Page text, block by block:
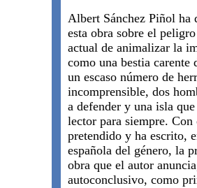
Albert Sánchez Piñol ha
esta obra sobre el
actual de animalizar la
como una bestia
un escaso número de
incomprensible, dos
a defender y una isla
lector para siempre.
pretendido y ha escrito,
española del género, la
obra que el autor
autoconclusivo, como